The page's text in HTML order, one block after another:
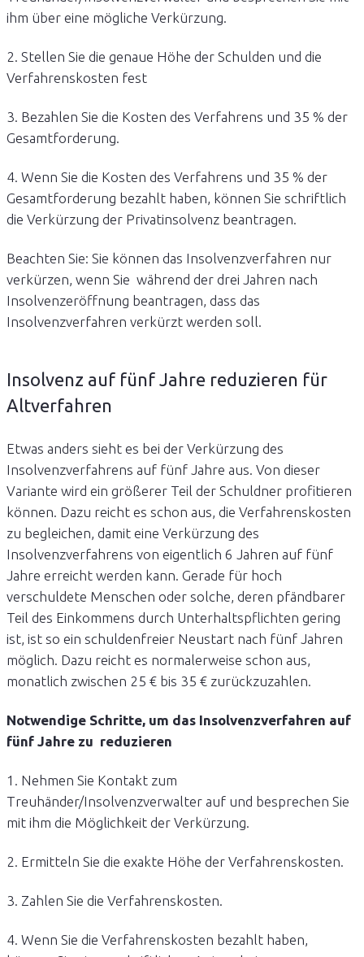
ihm über eine mögliche Verkürzung.
2. Stellen Sie die genaue Höhe der Schulden und die
Verfahrenskosten fest
3. Bezahlen Sie die Kosten des Verfahrens und 35 % der
Gesamtforderung.
4. Wenn Sie die Kosten des Verfahrens und 35 % der
Gesamtforderung bezahlt haben, können Sie schriftlich
die Verkürzung der Privatinsolvenz beantragen.
Beachten Sie: Sie können das Insolvenzverfahren nur
verkürzen, wenn Sie während der drei Jahren nach
Insolvenzeröffnung beantragen, dass das
Insolvenzverfahren verkürzt werden soll.
Insolvenz auf fünf Jahre reduzieren für
Altverfahren
Etwas anders sieht es bei der Verkürzung des
Insolvenzverfahrens auf fünf Jahre aus. Von dieser
Variante wird ein größerer Teil der Schuldner profitieren
können. Dazu reicht es schon aus, die Verfahrenskosten
zu begleichen, damit eine Verkürzung des
Insolvenzverfahrens von eigentlich 6 Jahren auf fünf
Jahre erreicht werden kann. Gerade für hoch
verschuldete Menschen oder solche, deren pfändbarer
Teil des Einkommens durch Unterhaltspflichten gering
ist, ist so ein schuldenfreier Neustart nach fünf Jahren
möglich. Dazu reicht es normalerweise schon aus,
monatlich zwischen 25 € bis 35 € zurückzuzahlen.
Notwendige Schritte, um das Insolvenzverfahren auf
fünf Jahre zu reduzieren
1. Nehmen Sie Kontakt zum
Treuhänder/Insolvenzverwalter auf und besprechen Sie
mit ihm die Möglichkeit der Verkürzung.
2. Ermitteln Sie die exakte Höhe der Verfahrenskosten.
3. Zahlen Sie die Verfahrenskosten.
4. Wenn Sie die Verfahrenskosten bezahlt haben,